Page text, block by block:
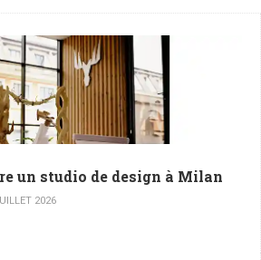
un studio de design à Milan
2026